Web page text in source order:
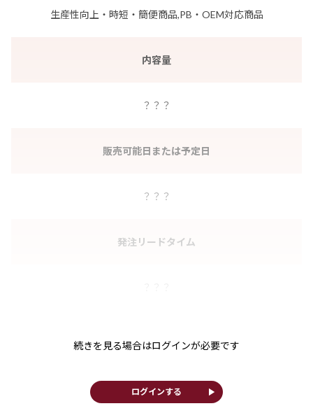
生産性向上・時短・簡便商品,PB・OEM対応商品
内容量
？？？
販売可能日または予定日
？？？
発注リードタイム
続きを見る場合はログインが必要です
ログインする play_arrow